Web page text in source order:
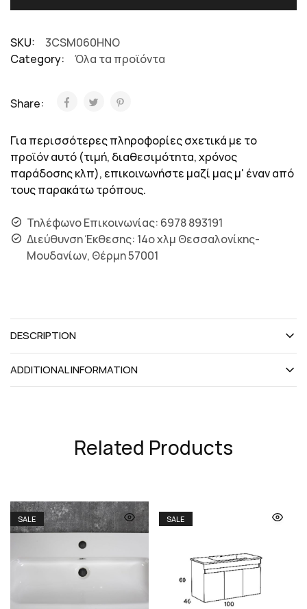
SKU:
3CSM060HNO
Category:
Όλα τα προϊόντα
Share:
Για περισσότερες πληροφορίες σχετικά με το
προϊόν αυτό (τιμή, διαθεσιμότητα, χρόνος
παράδοσης κλπ), επικοινωνήστε μαζί μας μ' έναν από
τους παρακάτω τρόπους.
Τηλέφωνο Επικοινωνίας: 6978 893191
Διεύθυνση Έκθεσης: 14ο χλμ Θεσσαλονίκης-
Μουδανίων, Θέρμη 57001
DESCRIPTION
ADDITIONAL INFORMATION
Related Products
SALE SALE